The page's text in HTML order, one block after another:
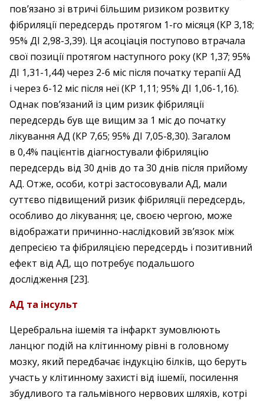
пов’язано зі втричі більшим ризиком розвитку
фібриляції передсердь протягом 1-го місяця (КР 3,18;
95% ДІ 2,98-3,39). Ця асоціація поступово втрачала
свої позиції протягом наступного року (КР 1,37; 95%
ДІ 1,31-1,44) через 2-6 міс після початку терапії АД
і через 6-12 міс після неї (КР 1,11; 95% ДІ 1,06-1,16).
Однак пов’язаний із цим ризик фібриляції
передсердь був ще вищим за 1 міс до початку
лікування АД (КР 7,65; 95% ДІ 7,05-8,30). Загалом
в 0,4% пацієнтів діагностували фібриляцію
передсердь від 30 днів до та 30 днів після прийому
АД. Отже, особи, котрі застосовували АД, мали
суттєво підвищений ризик фібриляції передсердь,
особливо до лікування; це, своєю чергою, може
відображати причинно-наслідковий зв’язок між
депресією та фібриляцією передсердь і позитивний
ефект від АД, що потребує подальшого
дослідження [23].
АД та інсульт
Церебральна ішемія та інфаркт зумовлюють
ланцюг подій на клітинному рівні в головному
мозку, який передбачає індукцію білків, що беруть
участь у клітинному захисті від ішемії, посилення
збудливого та гальмівного нервових шляхів, котрі